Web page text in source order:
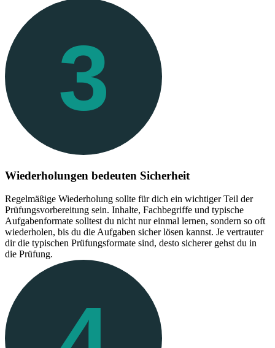
3
Wiederholungen bedeuten Sicherheit
Regelmäßige Wiederholung sollte für dich ein wichtiger Teil der
Prüfungsvorbereitung sein. Inhalte, Fachbegriffe und typische
Aufgabenformate solltest du nicht nur einmal lernen, sondern so oft
wiederholen, bis du die Aufgaben sicher lösen kannst. Je vertrauter
dir die typischen Prüfungsformate sind, desto sicherer gehst du in
die Prüfung.